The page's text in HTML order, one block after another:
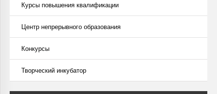
Курсы повышения квалификации
Центр непрерывного образования
Конкурсы
Творческий инкубатор